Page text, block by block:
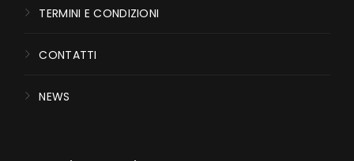
TERMINI E CONDIZIONI
CONTATTI
NEWS